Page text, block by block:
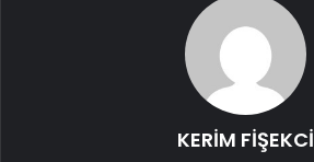
KERİM FİŞEKCİ